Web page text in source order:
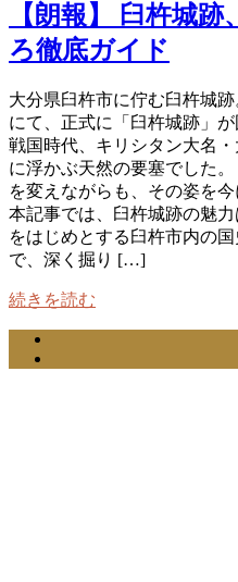
【朗報】 臼杵城
ろ徹底ガイド
大分県臼杵市に佇む臼杵城
にて、正式に「臼杵城跡」
戦国時代、キリシタン大名
に浮かぶ天然の要塞でした
を変えながらも、その姿を
本記事では、臼杵城跡の魅
をはじめとする臼杵市内の
で、深く掘り […]
続きを読む